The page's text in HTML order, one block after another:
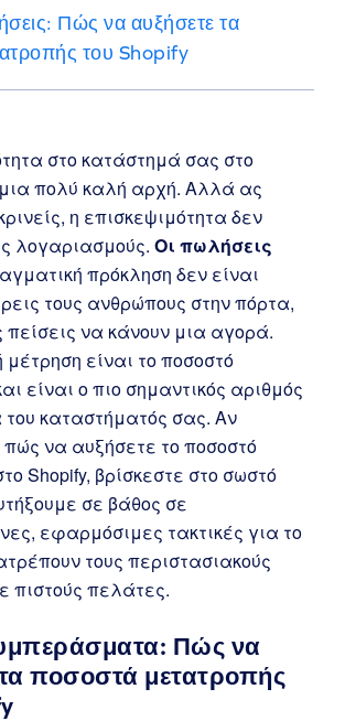
Πώς να αυξήσετε τα
του Shopify
στο κατάστημά σας στο
μια πολύ καλή αρχή. Αλλά ας
η επισκεψιμότητα δεν
λογαριασμούς. Οι πωλήσεις
πρόκληση δεν είναι
τους ανθρώπους στην πόρτα,
να κάνουν μια αγορά.
μέτρηση είναι το ποσοστό
είναι ο πιο σημαντικός αριθμός
του καταστήματός σας. Αν
να αυξήσετε το ποσοστό
Shopify, βρίσκεστε στο σωστό
σε βάθος σε
εφαρμόσιμες τακτικές για το
τους περιστασιακούς
πιστούς πελάτες.
Πώς να
ποσοστά μετατροπής